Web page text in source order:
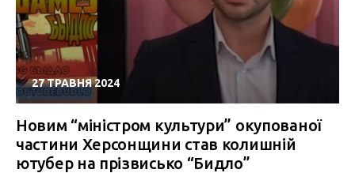
27 ТРАВНЯ 2024
Новим “міністром культури” окупованої
частини Херсонщини став колишній
ютубер на прізвисько “Бидло”